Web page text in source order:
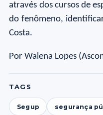
através dos cursos de
do fenômeno,
Costa.
Por Walena Lopes
TAGS
Segup segurança